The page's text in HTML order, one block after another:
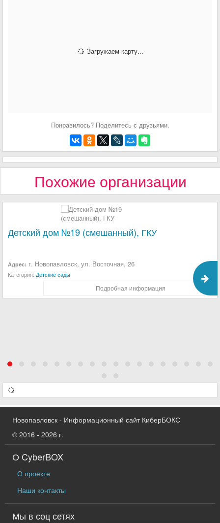
Загружаем карту...
Понравилось? Поделитесь с друзьями.
Похожие организации
Детский дом №19 (смешанный), ГКУ
Адрес: г. Новопавловск, ул. Восточная, 26
Категория: Детские сады
Подробная информация
Новопавловск - Информационный сайт КиберБОКС
© 2016 - 2026 г.
О CyberBOX
О проекте
Наши контакты
Мы в соц сетях